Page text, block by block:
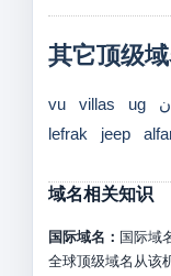
其它顶级
vu villas ug
lefrak
jeep
域名相关知识
国际域名： 国际域
全球顶级域名从该